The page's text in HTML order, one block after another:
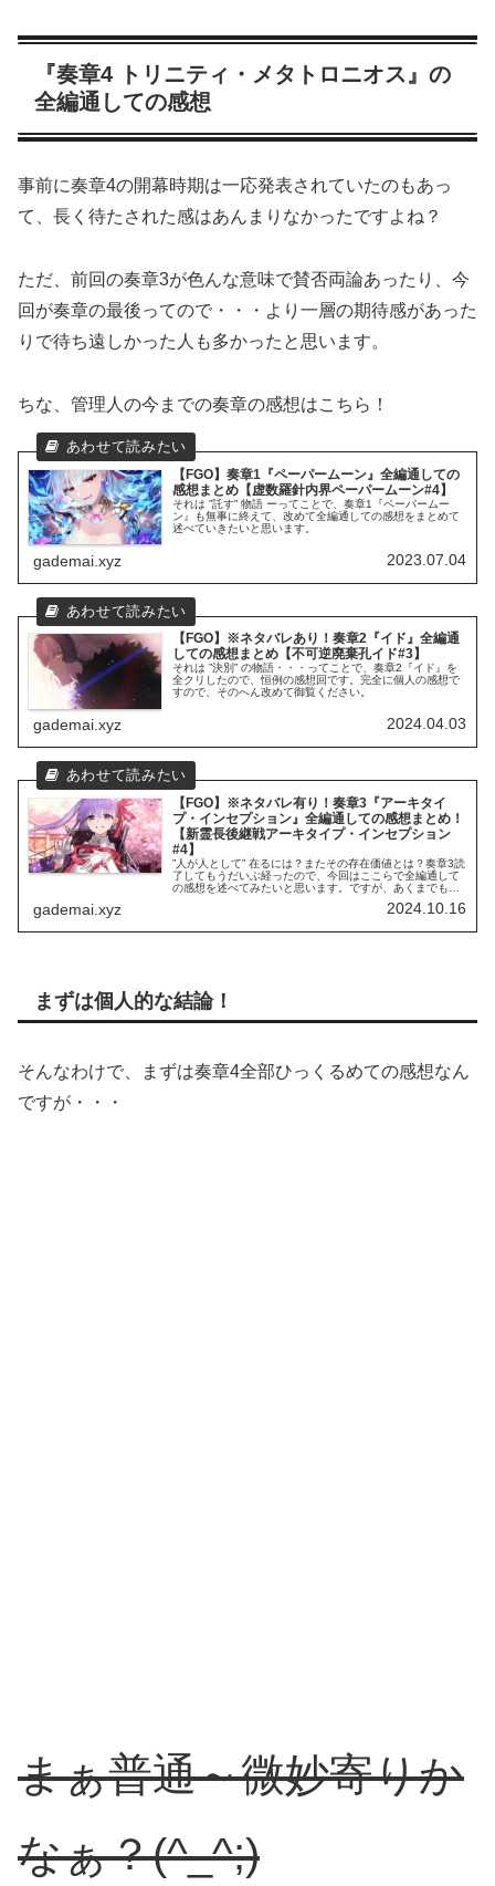
『奏章4 トリニティ・メタトロニオス』の
全編通しての感想
事前に奏章4の開幕時期は一応発表されていたのもあっ
て、長く待たされた感はあんまりなかったですよね？
ただ、前回の奏章3が色んな意味で賛否両論あったり、今
回が奏章の最後ってので・・・より一層の期待感があった
りで待ち遠しかった人も多かったと思います。
ちな、管理人の今までの奏章の感想はこちら！
【FGO】奏章1『ペーパームーン』全編通しての
感想まとめ【虚数羅針内界ペーパームーン#4】
それは ”託す” 物語 ーってことで、奏章1『ペーパームー
ン』も無事に終えて、改めて全編通しての感想をまとめて
述べていきたいと思います。
gademai.xyz 2023.07.04
【FGO】※ネタバレあり！奏章2『イド』全編通
しての感想まとめ【不可逆廃棄孔イド#3】
それは ”決別” の物語・・・ってことで、奏章2『イド』を
全クリしたので、恒例の感想回です。完全に個人の感想で
すので、そのへん改めて御覧ください。
gademai.xyz 2024.04.03
【FGO】※ネタバレ有り！奏章3『アーキタイ
プ・インセプション』全編通しての感想まとめ！
【新霊長後継戦アーキタイプ・インセプション
#4】
”人が人として” 在るには？またその存在価値とは？奏章3読
了してもうだいぶ経ったので、今回はここらで全編通して
の感想を述べてみたいと思います。ですが、あくまでも個
gademai.xyz 2024.10.16
まずは個人的な結論！
そんなわけで、まずは奏章4全部ひっくるめての感想なん
ですが・・・
まぁ普通～微妙寄りか
なぁ？(^_^;)